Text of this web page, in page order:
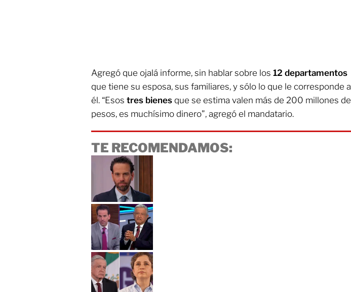
Agregó que ojalá informe, sin hablar sobre los 12 departamentos
que tiene su esposa, sus familiares, y sólo lo que le corresponde a
él. “Esos tres bienes que se estima valen más de 200 millones de
pesos, es muchísimo dinero”, agregó el mandatario.
TE RECOMENDAMOS: